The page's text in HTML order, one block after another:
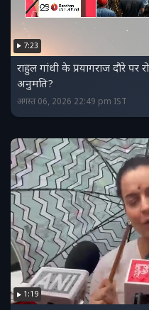
7:23
राहुल गांधी के प्रयागराज दौरे पर
अनुमति?
अगस्त 06, 2026 22:49 pm IST
1:19